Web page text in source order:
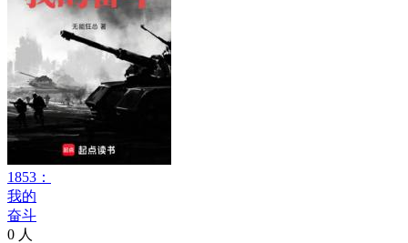
1853：
我的
奋斗
0 人